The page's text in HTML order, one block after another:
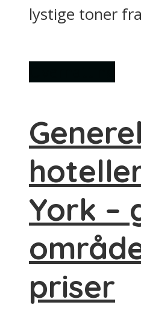
lystige toner
York –
priser